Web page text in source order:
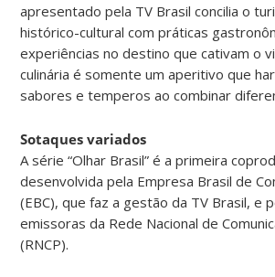
apresentado pela TV Brasil concilia o
histórico-cultural com práticas
experiências no destino que cativam o
culinária é somente um aperitivo que
sabores e temperos ao combinar
Sotaques variados
A série “Olhar Brasil” é a primeira
desenvolvida pela Empresa Brasil de
(EBC), que faz a gestão da TV Brasil, e
emissoras da Rede Nacional de
(RNCP).